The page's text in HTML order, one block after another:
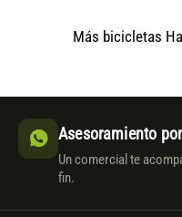
Más bicicletas
Asesoramiento
Un comercial te
fin.